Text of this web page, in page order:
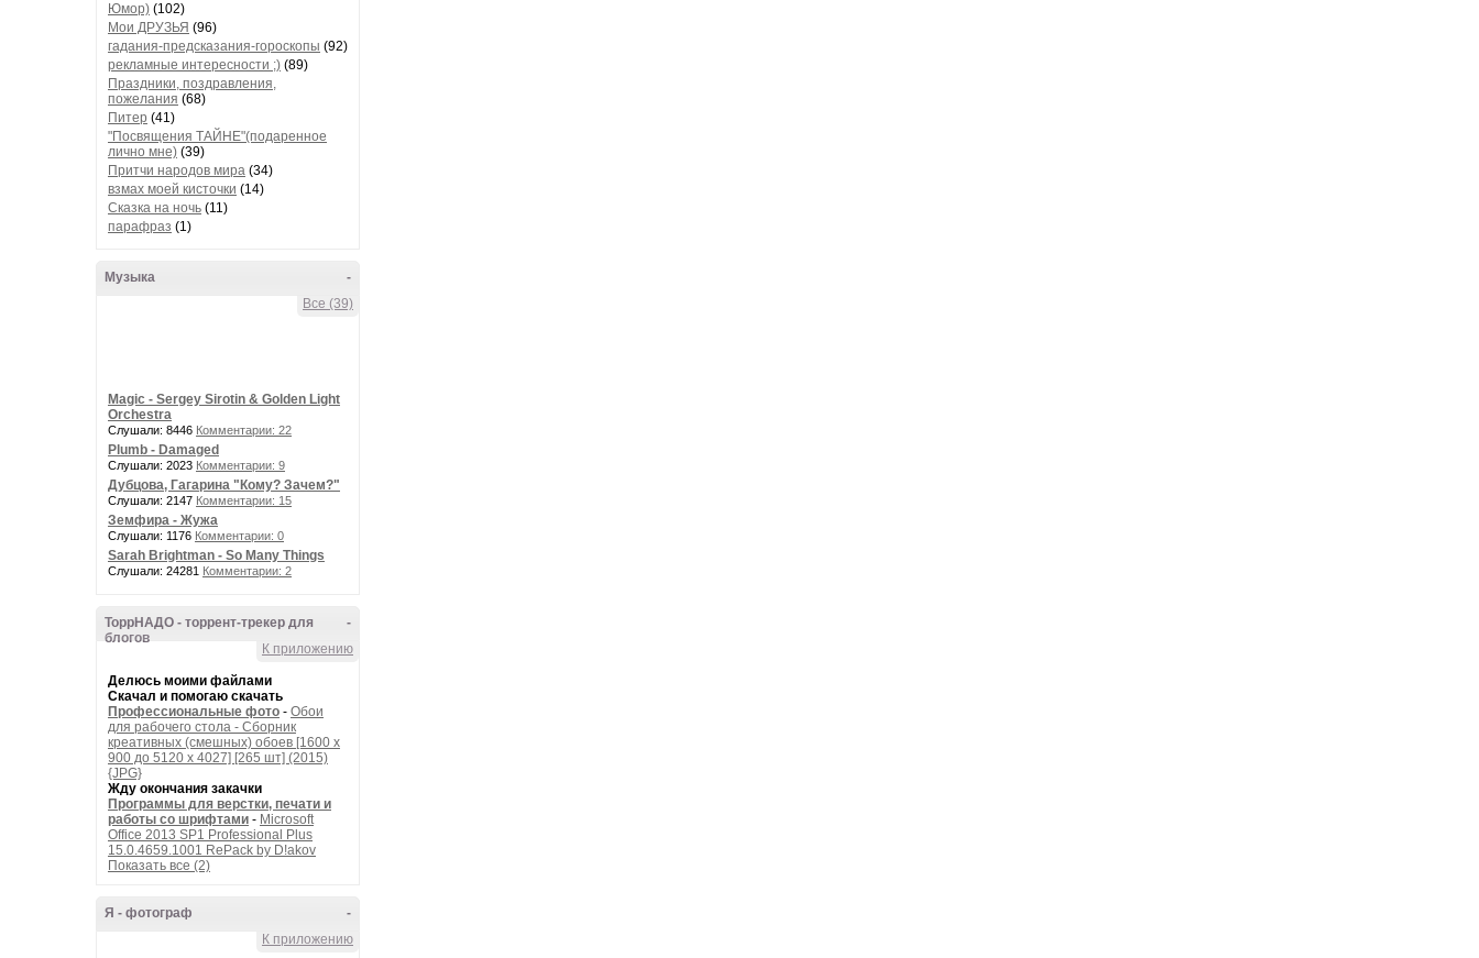
Юмор) (102)
Мои ДРУЗЬЯ (96)
гадания-предсказания-гороскопы (92)
рекламные интересности ;) (89)
Праздники, поздравления,
пожелания (68)
Питер (41)
"Посвящения ТАЙНЕ"(подаренное
лично мне) (39)
Притчи народов мира (34)
взмах моей кисточки (14)
Сказка на ночь (11)
парафраз (1)
-
Музыка
Все (39)
Magic - Sergey Sirotin & Golden Light
Orchestra
Слушали: 8446 Комментарии: 22
Plumb - Damaged
Слушали: 2023 Комментарии: 9
Дубцова, Гагарина "Кому? Зачем?"
Слушали: 2147 Комментарии: 15
Земфира - Жужа
Слушали: 1176 Комментарии: 0
Sarah Brightman - So Many Things
Слушали: 24281 Комментарии: 2
-
ТоррНАДО - торрент-трекер для
блогов
К приложению
Делюсь моими файлами
Скачал и помогаю скачать
Профессиональные фото - Обои
для рабочего стола - Сборник
креативных (смешных) обоев [1600 x
900 до 5120 x 4027] [265 шт] (2015)
{JPG}
Жду окончания закачки
Программы для верстки, печати и
работы со шрифтами - Microsoft
Office 2013 SP1 Professional Plus
15.0.4659.1001 RePack by D!akov
Показать все (2)
-
Я - фотограф
К приложению